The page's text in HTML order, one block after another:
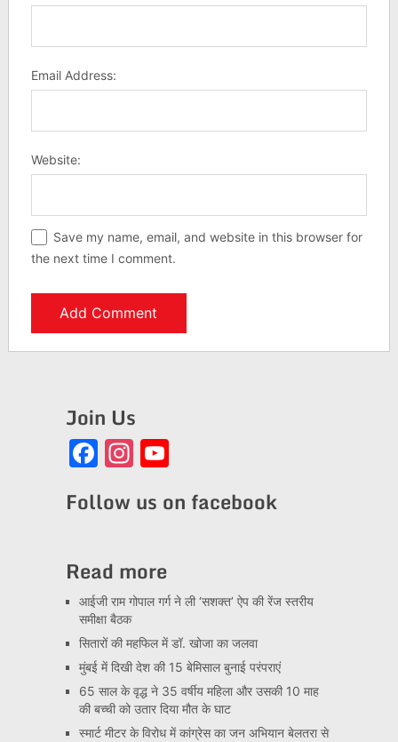
Email Address:
Website:
Save my name, email, and website in this browser for
the next time I comment.
Join Us
Facebook
Instagram
YouTube
Follow us on facebook
Read more
आईजी राम गोपाल गर्ग ने ली ‘सशक्त’ ऐप की रेंज स्तरीय
समीक्षा बैठक
सितारों की महफिल में डॉ. खोजा का जलवा
मुंबई में दिखी देश की 15 बेमिसाल बुनाई परंपराएं
65 साल के वृद्ध ने 35 वर्षीय महिला और उसकी 10 माह
की बच्ची को उतार दिया मौत के घाट
स्मार्ट मीटर के विरोध में कांग्रेस का जन अभियान बेलतरा से